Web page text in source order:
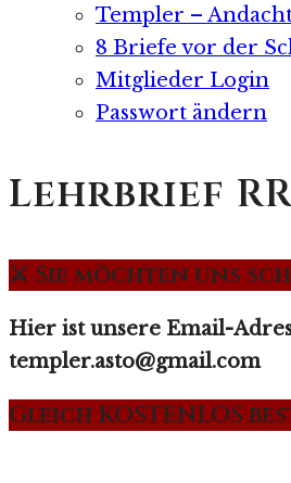
Templer –
8 Briefe vor der
Mitglieder Login
Passwort ändern
Lehrbrief RR
⚔️ Sie möchten uns
Hier ist unsere Email-
templer.asto@gmail.com
Gleich KOSTENLOS